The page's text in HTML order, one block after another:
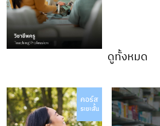
ดูทั้งหมด
คอร์ส
ระยะสั้น